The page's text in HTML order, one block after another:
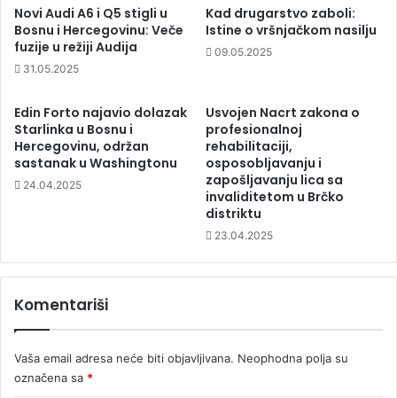
Novi Audi A6 i Q5 stigli u
Bosnu i Hercegovinu: Veče
fuzije u režiji Audija
31.05.2025
Kad drugarstvo zaboli:
Istine o vršnjačkom nasilju
09.05.2025
Edin Forto najavio dolazak
Starlinka u Bosnu i
Hercegovinu, održan
sastanak u Washingtonu
24.04.2025
Usvojen Nacrt zakona o
profesionalnoj
rehabilitaciji,
osposobljavanju i
zapošljavanju lica sa
invaliditetom u Brčko
distriktu
23.04.2025
Komentariši
Vaša email adresa neće biti objavljivana. Neophodna polja su
označena sa *